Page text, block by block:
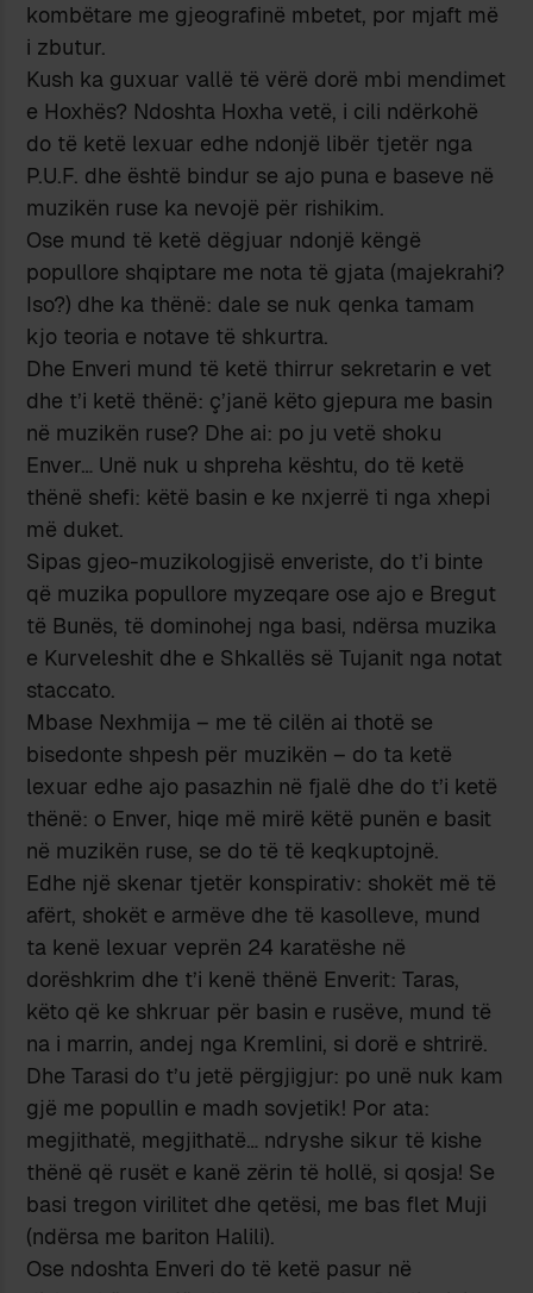
kombëtare me gjeografinë mbetet, por mjaft më
i zbutur.
Kush ka guxuar vallë të vërë dorë mbi mendimet
e Hoxhës? Ndoshta Hoxha vetë, i cili ndërkohë
do të ketë lexuar edhe ndonjë libër tjetër nga
P.U.F. dhe është bindur se ajo puna e baseve në
muzikën ruse ka nevojë për rishikim.
Ose mund të ketë dëgjuar ndonjë këngë
popullore shqiptare me nota të gjata (majekrahi?
Iso?) dhe ka thënë: dale se nuk qenka tamam
kjo teoria e notave të shkurtra.
Dhe Enveri mund të ketë thirrur sekretarin e vet
dhe t’i ketë thënë: ç’janë këto gjepura me basin
në muzikën ruse? Dhe ai: po ju vetë shoku
Enver… Unë nuk u shpreha kështu, do të ketë
thënë shefi: këtë basin e ke nxjerrë ti nga xhepi
më duket.
Sipas gjeo-muzikologjisë enveriste, do t’i binte
që muzika popullore myzeqare ose ajo e Bregut
të Bunës, të dominohej nga basi, ndërsa muzika
e Kurveleshit dhe e Shkallës së Tujanit nga notat
staccato.
Mbase Nexhmija – me të cilën ai thotë se
bisedonte shpesh për muzikën – do ta ketë
lexuar edhe ajo pasazhin në fjalë dhe do t’i ketë
thënë: o Enver, hiqe më mirë këtë punën e basit
në muzikën ruse, se do të të keqkuptojnë.
Edhe një skenar tjetër konspirativ: shokët më të
afërt, shokët e armëve dhe të kasolleve, mund
ta kenë lexuar veprën 24 karatëshe në
dorëshkrim dhe t’i kenë thënë Enverit: Taras,
këto që ke shkruar për basin e rusëve, mund të
na i marrin, andej nga Kremlini, si dorë e shtrirë.
Dhe Tarasi do t’u jetë përgjigjur: po unë nuk kam
gjë me popullin e madh sovjetik! Por ata:
megjithatë, megjithatë… ndryshe sikur të kishe
thënë që rusët e kanë zërin të hollë, si qosja! Se
basi tregon virilitet dhe qetësi, me bas flet Muji
(ndërsa me bariton Halili).
Ose ndoshta Enveri do të ketë pasur në